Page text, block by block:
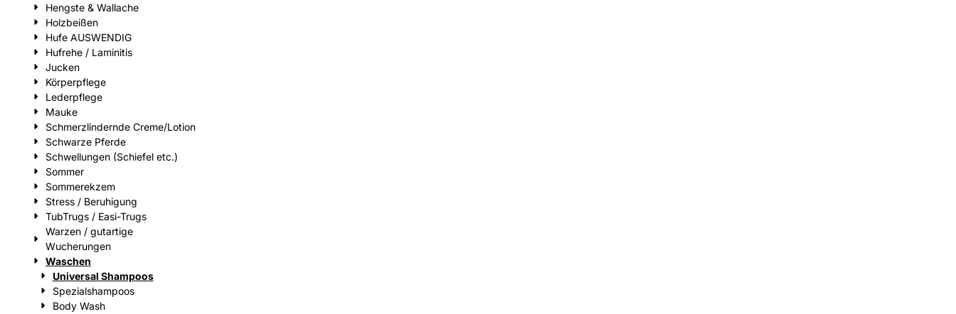
Hengste & Wallache
Holzbeißen
Hufe AUSWENDIG
Hufrehe / Laminitis
Jucken
Körperpflege
Lederpflege
Mauke
Schmerzlindernde Creme/Lotion
Schwarze Pferde
Schwellungen (Schiefel etc.)
Sommer
Sommerekzem
Stress / Beruhigung
TubTrugs / Easi-Trugs
Warzen / gutartige
Wucherungen
Waschen
Universal Shampoos
Spezialshampoos
Body Wash